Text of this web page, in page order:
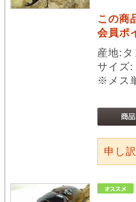
この商
会員ポ
産地:
サイズ
※メス
申し